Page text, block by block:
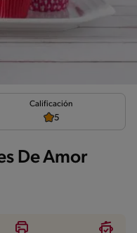
Calificación
5
De Amor